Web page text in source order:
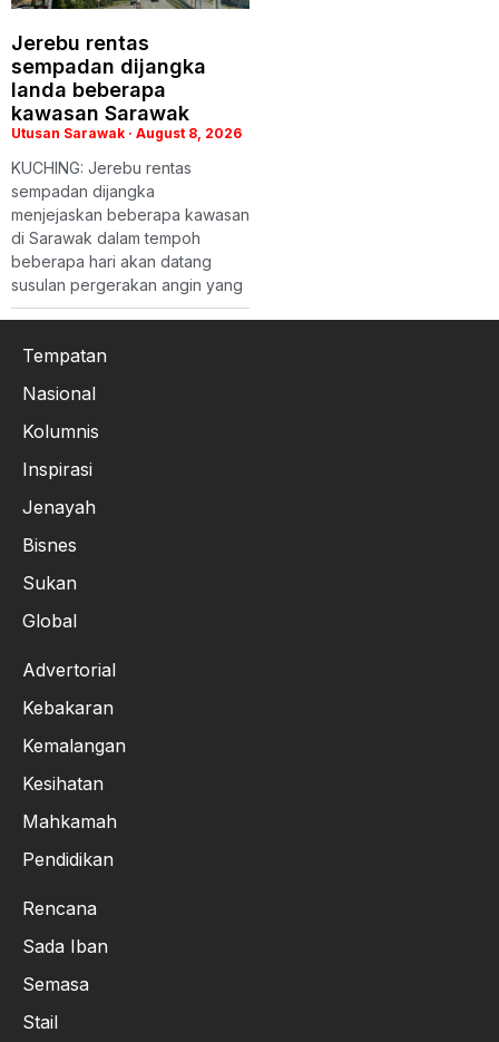
Jerebu rentas
sempadan dijangka
landa beberapa
kawasan Sarawak
Utusan Sarawak August 8, 2026
KUCHING: Jerebu rentas
sempadan dijangka
menjejaskan beberapa kawasan
di Sarawak dalam tempoh
beberapa hari akan datang
susulan pergerakan angin yang
Tempatan
Nasional
Kolumnis
Inspirasi
Jenayah
Bisnes
Sukan
Global
Advertorial
Kebakaran
Kemalangan
Kesihatan
Mahkamah
Pendidikan
Rencana
Sada Iban
Semasa
Stail